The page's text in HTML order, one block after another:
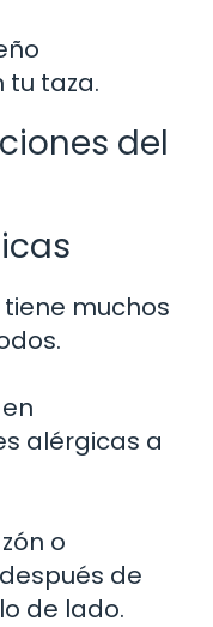
taza.
del
muchos
alérgicas a
o
de
de lado.